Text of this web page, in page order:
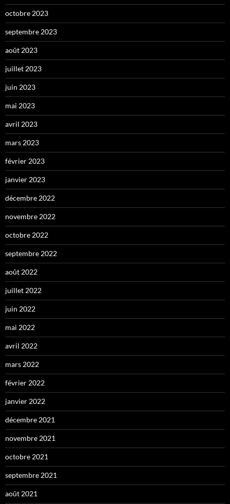
octobre 2023
septembre 2023
août 2023
juillet 2023
juin 2023
mai 2023
avril 2023
mars 2023
février 2023
janvier 2023
décembre 2022
novembre 2022
octobre 2022
septembre 2022
août 2022
juillet 2022
juin 2022
mai 2022
avril 2022
mars 2022
février 2022
janvier 2022
décembre 2021
novembre 2021
octobre 2021
septembre 2021
août 2021